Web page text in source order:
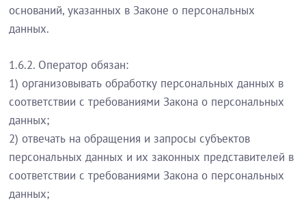
оснований, указанных в Законе о персональных
данных.
1.6.2. Оператор обязан:
1) организовывать обработку персональных данных в
соответствии с требованиями Закона о персональных
данных;
2) отвечать на обращения и запросы субъектов
персональных данных и их законных представителей в
соответствии с требованиями Закона о персональных
данных;